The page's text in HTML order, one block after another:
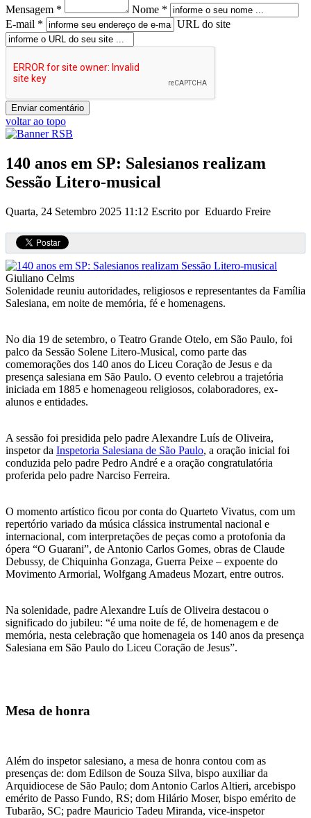
Mensagem *
Nome *
E-mail *
URL do site
voltar ao topo
140 anos em SP: Salesianos realizam
Sessão Litero-musical
Quarta, 24 Setembro 2025 11:12 Escrito por Eduardo Freire
Giuliano Celms
Solenidade reuniu autoridades, religiosos e representantes da Família
Salesiana, em noite de memória, fé e homenagens.
No dia 19 de setembro, o Teatro Grande Otelo, em São Paulo, foi
palco da Sessão Solene Litero-Musical, como parte das
comemorações dos 140 anos do Liceu Coração de Jesus e da
presença salesiana em São Paulo. O evento celebrou a trajetória
iniciada em 1885 e homenageou religiosos, colaboradores, ex-
alunos e entidades.
A sessão foi presidida pelo padre Alexandre Luís de Oliveira,
inspetor da Inspetoria Salesiana de São Paulo, a oração inicial foi
conduzida pelo padre Pedro André e a oração congratulatória
proferida pelo padre Narciso Ferreira.
O momento artístico ficou por conta do Quarteto Vivatus, com um
repertório variado da música clássica instrumental nacional e
internacional, com interpretações de peças como a protofonia da
ópera “O Guarani”, de Antonio Carlos Gomes, obras de Claude
Debussy, de Chiquinha Gonzaga, Guerra Peixe – expoente do
Movimento Armorial, Wolfgang Amadeus Mozart, entre outros.
Na solenidade, padre Alexandre Luís de Oliveira destacou o
significado do jubileu: “é uma noite de fé, de homenagem e de
memória, nesta celebração que homenageia os 140 anos da presença
Salesiana em São Paulo do Liceu Coração de Jesus”.
Mesa de honra
Além do inspetor salesiano, a mesa de honra contou com as
presenças de: dom Edilson de Souza Silva, bispo auxiliar da
Arquidiocese de São Paulo; dom Antonio Carlos Altieri, arcebispo
emérito de Passo Fundo, RS; dom Hilário Moser, bispo emérito de
Tubarão, SC; padre Mauricio Tadeu Miranda, vice-inspetor